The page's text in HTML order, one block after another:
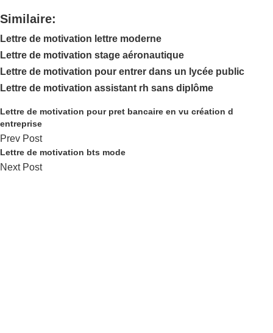
Similaire:
Lettre de motivation lettre moderne
Lettre de motivation stage aéronautique
Lettre de motivation pour entrer dans un lycée public
Lettre de motivation assistant rh sans diplôme
Lettre de motivation pour pret bancaire en vu création d
entreprise
Prev Post
Lettre de motivation bts mode
Next Post